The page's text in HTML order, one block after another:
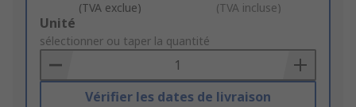
(TVA exclue) (TVA incluse)
Add
to
Basket
Unité
sélectionner ou taper la quantité
Vérifier les dates de livraison